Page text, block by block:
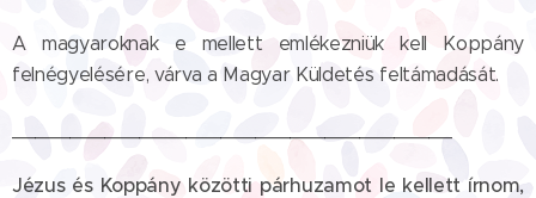
A magyaroknak e mellett emlékezniük kell Koppány
felnégyelésére, várva a Magyar Küldetés feltámadását.
______________________________________
Jézus és Koppány közötti párhuzamot le kellett írnom,